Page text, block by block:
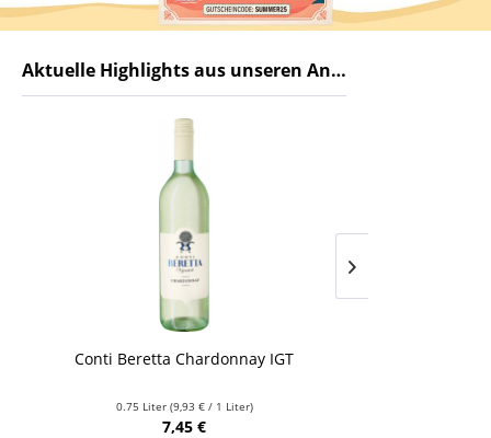
Aktuelle Highlights aus unseren Angeboten
Conti Beretta Chardonnay IGT
0.75 Liter (9,93 € / 1 Liter)
7,45 €